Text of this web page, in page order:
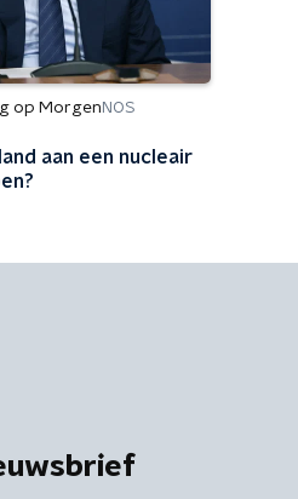
op Morgen NOS
aan een nucleair